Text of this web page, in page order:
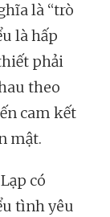
là “trò
là hấp
phải
theo
cam kết
mật.
có
tình yêu